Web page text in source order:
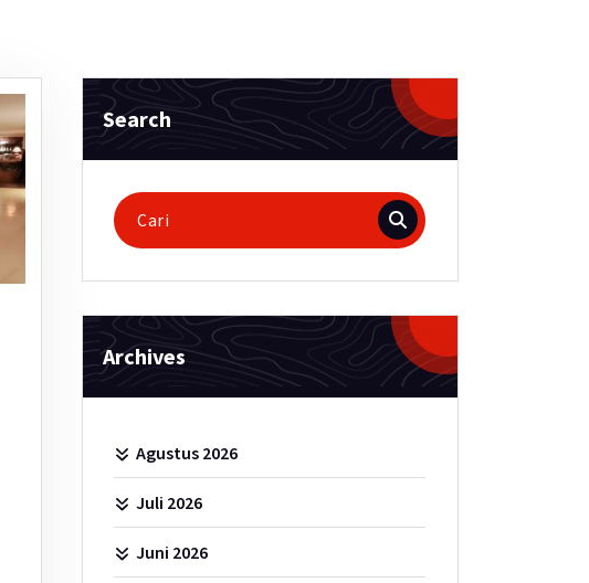
Search
Pencarian
untuk:
Archives
Agustus 2026
Juli 2026
Juni 2026